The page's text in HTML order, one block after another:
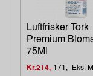
Luftfrisker Tork
Premium
75Ml
Kr.214,-171,- Eks.